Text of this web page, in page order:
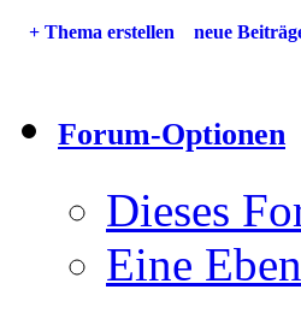
+ Thema erstellen neue
Forum-Optionen
Dieses
Eine